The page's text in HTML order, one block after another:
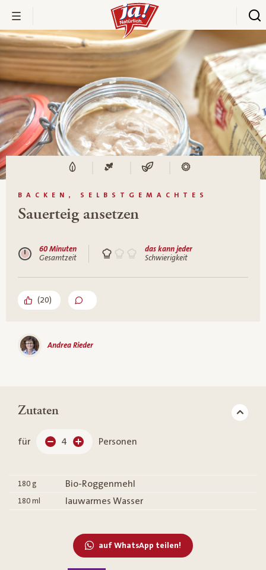
BACKEN, SELBSTGEMACHTES
Sauerteig ansetzen
60 Minuten
Gesamtzeit
das kann jeder
Schwierigkeit
(20)
Andrea Rieder
Zutaten
für 4 Personen
180 g Bio-Roggenmehl
180 ml lauwarmes Wasser
auf WhatsApp teilen!